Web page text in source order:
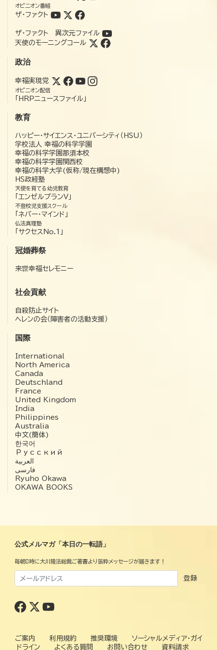
オピニオン番組
ザ・ファクト
ザ・ファクト 異次元ファイル
天使のモーニングコール
政治
幸福実現党
オピニオン配信
「HRPニュースファイル」
教育
ハッピー・サイエンス・ユニバーシティ（HSU）
学校法人 幸福の科学学園
幸福の科学学園那須本校
幸福の科学学園関西校
幸福の科学大学(仮称/現在構想中)
HS政経塾
天使を育てる幼児教育
「エンゼルプランV」
不登校児支援スクール
「ネバー・マインド」
仏法真理塾
「サクセスNo.1」
冠婚葬祭
来世幸福セレモニー
社会貢献
自殺防止サイト
ヘレンの会（障害者の活動支援）
国際
International
North America
Canada
Deutschland
France
United Kingdom
India
Philippines
Australia
中文(簡体)
한국어
Русский
العربية‏
فارسی
Ryuho Okawa
OKAWA BOOKS
公式メルマガ「本日の一転語」
毎朝8時に大川隆法総裁ご著書より抜粋メッセージが届きます！
登録
ご案内 利用規約 推奨環境
ソーシャルメディア・ガイ
ドライン
よくある質問 お問い合わせ 資料請求